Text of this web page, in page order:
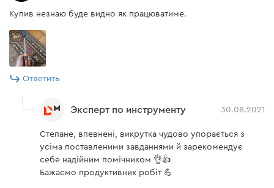
Купив незнаю буде видно як працюватиме.
Ответить
Эксперт по инструменту 30.08.2021
Степане, впевнені, викрутка чудово упорається з
усіма поставленими завданнями й зарекомендує
себе надійним помічником 👌👍
Бажаємо продуктивних робіт 💪